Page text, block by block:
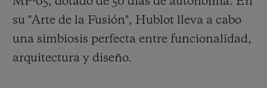
su "Arte de la Fusión", Hublot lleva a cabo
una simbiosis perfecta entre funcionalidad,
arquitectura y diseño.